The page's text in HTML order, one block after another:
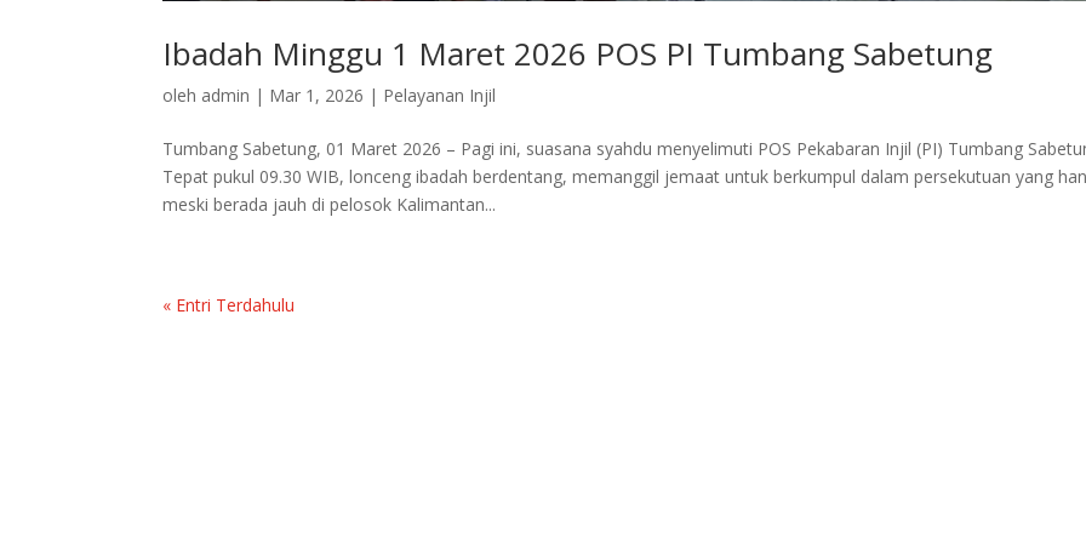
Ibadah Minggu 1 Maret 2026 POS PI Tumbang Sabetung
oleh admin | Mar 1, 2026 | Pelayanan Injil
Tumbang Sabetung, 01 Maret 2026 – Pagi ini, suasana syahdu menyelimuti POS Pekabaran Injil (PI) Tumbang
Tepat pukul 09.30 WIB, lonceng ibadah berdentang, memanggil jemaat untuk berkumpul dalam persekutuan yang
meski berada jauh di pelosok Kalimantan...
« Entri Terdahulu